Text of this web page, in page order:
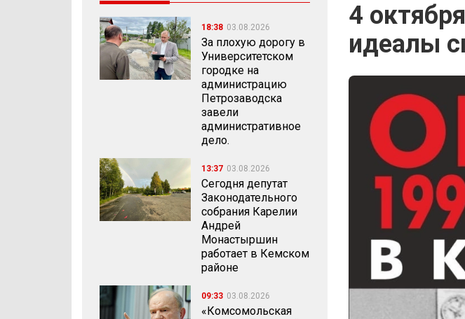
18:38 03.08.2026
За плохую дорогу в
Университетском
городке на
администрацию
Петрозаводска
завели
административное
дело.
13:37 03.08.2026
Сегодня депутат
Законодательного
собрания Карелии
Андрей
Монастыршин
работает в Кемском
районе
09:33 03.08.2026
«Комсомольская
4
идеалы